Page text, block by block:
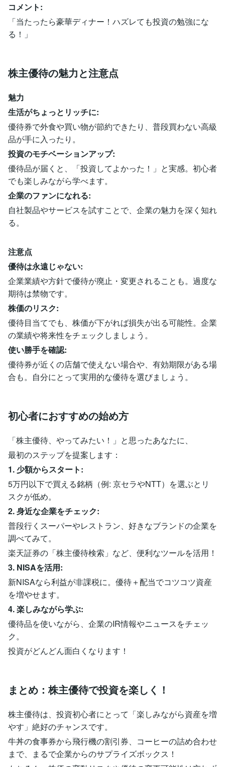
コメント:
「当たったら豪華ディナー！ハズレても投資の勉強にな
る！」
株主優待の魅力と注意点
魅力
生活がちょっとリッチに:
優待券で外食や買い物が節約できたり、普段買わない高級
品が手に入ったり。
投資のモチベーションアップ:
優待品が届くと、「投資してよかった！」と実感。初心者
でも楽しみながら学べます。
企業のファンになれる:
自社製品やサービスを試すことで、企業の魅力を深く知れ
る。
注意点
優待は永遠じゃない:
企業業績や方針で優待が廃止・変更されることも。過度な
期待は禁物です。
株価のリスク:
優待目当てでも、株価が下がれば損失が出る可能性。企業
の業績や将来性をチェックしましょう。
使い勝手を確認:
優待券が近くの店舗で使えない場合や、有効期限がある場
合も。自分にとって実用的な優待を選びましょう。
初心者におすすめの始め方
「株主優待、やってみたい！」と思ったあなたに、
最初のステップを提案します：
1. 少額からスタート:
5万円以下で買える銘柄（例: 京セラやNTT）を選ぶとリ
スクが低め。
2. 身近な企業をチェック:
普段行くスーパーやレストラン、好きなブランドの企業を
調べてみて。
楽天証券の「株主優待検索」など、便利なツールを活用！
3. NISAを活用:
新NISAなら利益が非課税に。優待＋配当でコツコツ資産
を増やせます。
4. 楽しみながら学ぶ:
優待品を使いながら、企業のIR情報やニュースをチェッ
ク。
投資がどんどん面白くなります！
まとめ：株主優待で投資を楽しく！
株主優待は、投資初心者にとって「楽しみながら資産を増
やす」絶好のチャンスです。
牛丼の食事券から飛行機の割引券、コーヒーの詰め合わせ
まで、まるで企業からのサプライズボックス！